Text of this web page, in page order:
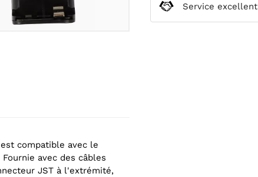
compatible avec le
avec des câbles
JST à l'extrémité,
Service excellent